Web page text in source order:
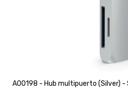
A00198 - Hub multipuerto (Silver) -